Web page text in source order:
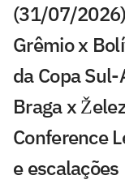
(31/07/2026)
Grêmio x
da Copa
Braga x
Conference
e escalações